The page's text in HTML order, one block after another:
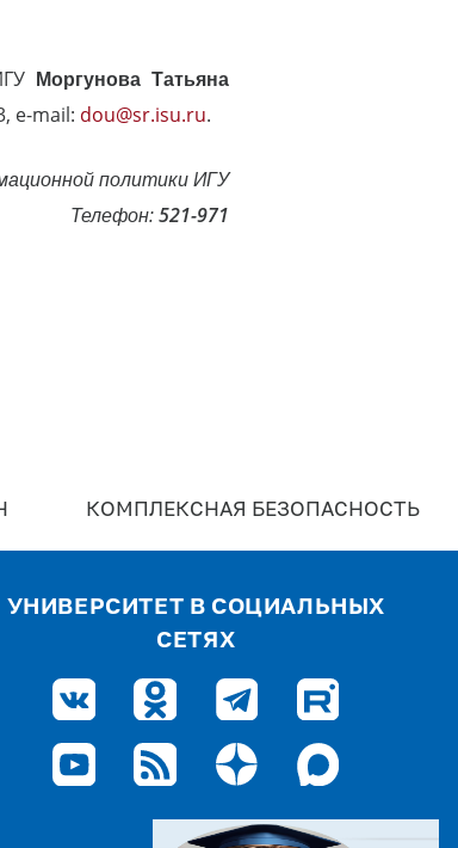
Моргунова Татьяна
e-mail: dou@sr.isu.ru.
политики ИГУ
Телефон:521-971
КОМПЛЕКСНАЯ БЕЗОПАСНОСТЬ
УНИВЕРСИТЕТ В СОЦИАЛЬНЫХ
СЕТЯХ